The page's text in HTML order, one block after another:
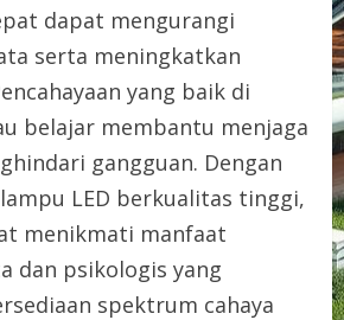
dapat mengurangi
serta meningkatkan
yang baik di
belajar membantu menjaga
gangguan. Dengan
LED berkualitas tinggi,
menikmati manfaat
dan psikologis yang
spektrum cahaya